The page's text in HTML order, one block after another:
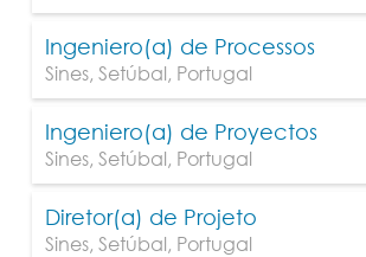
Ingeniero(a) de Processos
Sines,Setúbal, Portugal
Ingeniero(a) de Proyectos
Sines,Setúbal, Portugal
Diretor(a) de Projeto
Sines,Setúbal, Portugal